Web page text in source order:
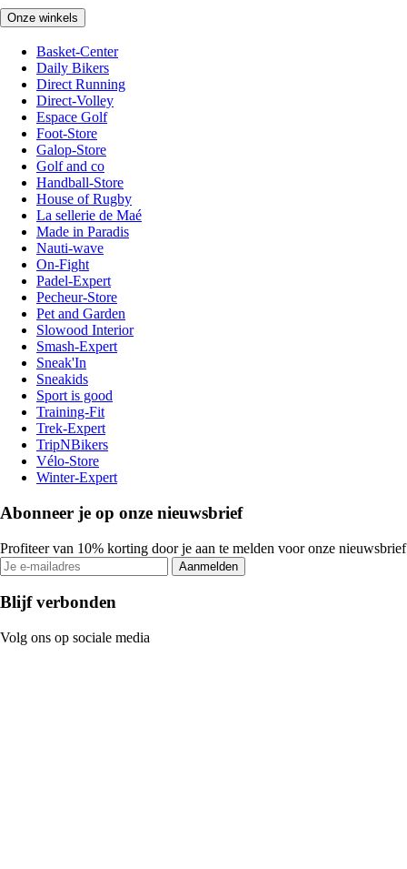
Onze winkels
Basket-Center
Daily Bikers
Direct Running
Direct-Volley
Espace Golf
Foot-Store
Galop-Store
Golf and co
Handball-Store
House of Rugby
La sellerie de Maé
Made in Paradis
Nauti-wave
On-Fight
Padel-Expert
Pecheur-Store
Pet and Garden
Slowood Interior
Smash-Expert
Sneak'In
Sneakids
Sport is good
Training-Fit
Trek-Expert
TripNBikers
Vélo-Store
Winter-Expert
Abonneer je op onze nieuwsbrief
Profiteer van 10% korting door je aan te melden voor onze nieuwsbrief
Aanmelden
Blijf verbonden
Volg ons op sociale media